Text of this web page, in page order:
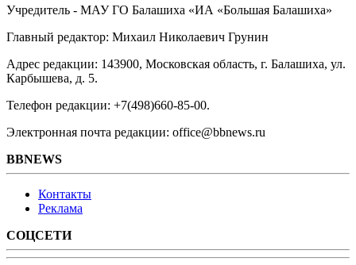
Учредитель - МАУ ГО Балашиха «ИА «Большая Балашиха»
Главный редактор: Михаил Николаевич Грунин
Адрес редакции: 143900, Московская область, г. Балашиха, ул.
Карбышева, д. 5.
Телефон редакции: +7(498)660-85-00.
Электронная почта редакции: office@bbnews.ru
BBNEWS
Контакты
Реклама
СОЦСЕТИ